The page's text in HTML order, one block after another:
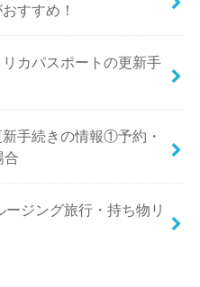
すすめ！
カパスポートの更新手
手続きの情報①予約・
合
ジング旅行・持ち物リ